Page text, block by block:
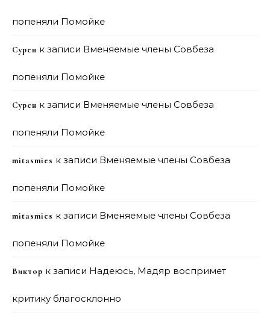
попеняли Помойке
Сурен к записи Вменяемые члены Совбеза
попеняли Помойке
Сурен к записи Вменяемые члены Совбеза
попеняли Помойке
mitasmies к записи Вменяемые члены Совбеза
попеняли Помойке
mitasmies к записи Вменяемые члены Совбеза
попеняли Помойке
Виктор к записи Надеюсь, Мадяр воспримет
критику благосклонно